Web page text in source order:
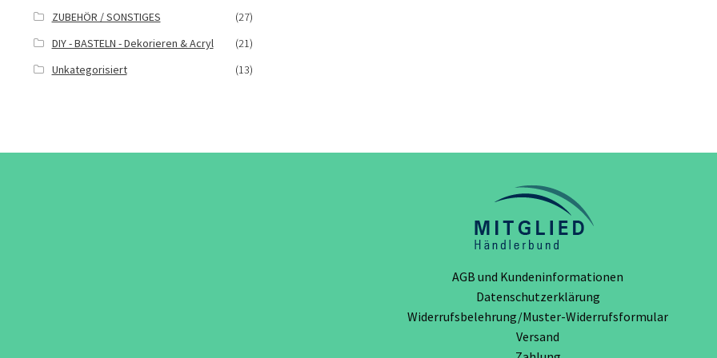
ZUBEHÖR / SONSTIGES
(27)
DIY - BASTELN - Dekorieren & Acryl
(21)
Unkategorisiert
(13)
AGB und Kundeninformationen
Datenschutzerklärung
Widerrufsbelehrung/Muster-Widerrufsformular
Versand